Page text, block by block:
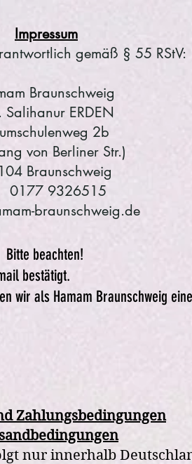
Impressum
gemäß § 55 RStV:
Braunschweig
Salihanur ERDEN
2b
von Berliner Str.)
Braunschweig
0177 9326515
braunschweig.de
Bitte beachten!
bestätigt.
wir als Hamam Braunschweig
Zahlungsbedingungen
nur innerhalb